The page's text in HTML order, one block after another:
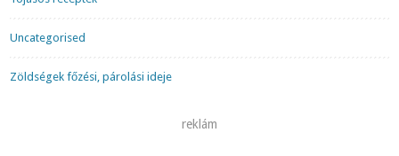
Uncategorised
Zöldségek főzési, párolási ideje
reklám